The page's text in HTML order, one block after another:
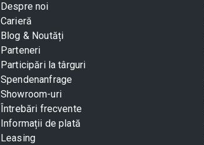
Despre noi
Carieră
Blog & Noutăți
Parteneri
Participări la târguri
Spendenanfrage
Showroom-uri
Întrebări frecvente
Informații de plată
Leasing